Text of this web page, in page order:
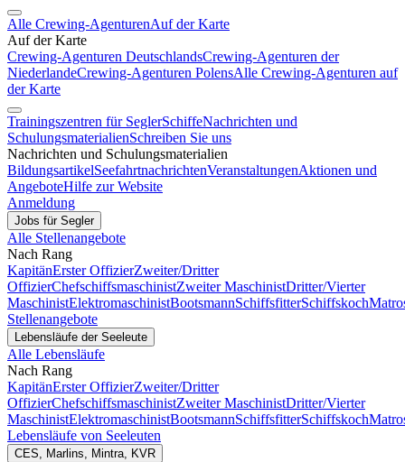
Alle Crewing-AgenturenAuf der Karte
Auf der Karte
Crewing-Agenturen DeutschlandsCrewing-Agenturen der
NiederlandeCrewing-Agenturen PolensAlle Crewing-Agenturen auf
der Karte
Trainingszentren für SeglerSchiffeNachrichten und
SchulungsmaterialienSchreiben Sie uns
Nachrichten und Schulungsmaterialien
BildungsartikelSeefahrtnachrichtenVeranstaltungenAktionen und
AngeboteHilfe zur Website
Anmeldung
Jobs für Segler
Alle Stellenangebote
Nach Rang
KapitänErster OffizierZweiter/Dritter
OffizierChefschiffsmaschinistZweiter MaschinistDritter/Vierter
MaschinistElektromaschinistBootsmannSchiffsfitterSchiffskoch
Stellenangebote
Lebensläufe der Seeleute
Alle Lebensläufe
Nach Rang
KapitänErster OffizierZweiter/Dritter
OffizierChefschiffsmaschinistZweiter MaschinistDritter/Vierter
MaschinistElektromaschinistBootsmannSchiffsfitterSchiffskoch
Lebensläufe von Seeleuten
CES, Marlins, Mintra, KVR